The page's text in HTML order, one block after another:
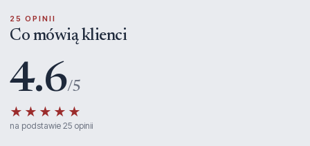
25 OPINII
Co mówią klienci
4.6/5
★★★★★
na podstawie 25 opinii